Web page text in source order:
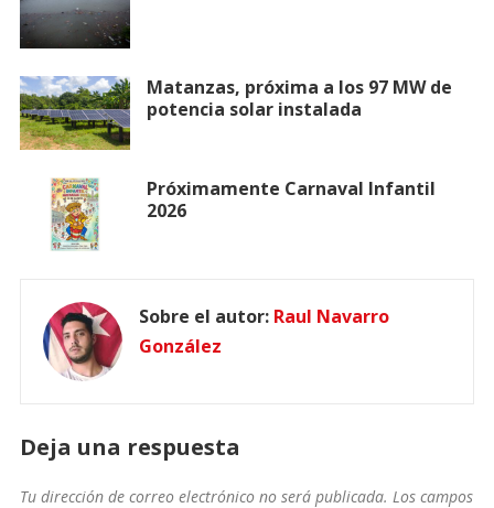
Matanzas, próxima a los 97 MW de
potencia solar instalada
Próximamente Carnaval Infantil
2026
Sobre el autor: Raul Navarro
González
Deja una respuesta
Tu dirección de correo electrónico no será publicada. Los campos